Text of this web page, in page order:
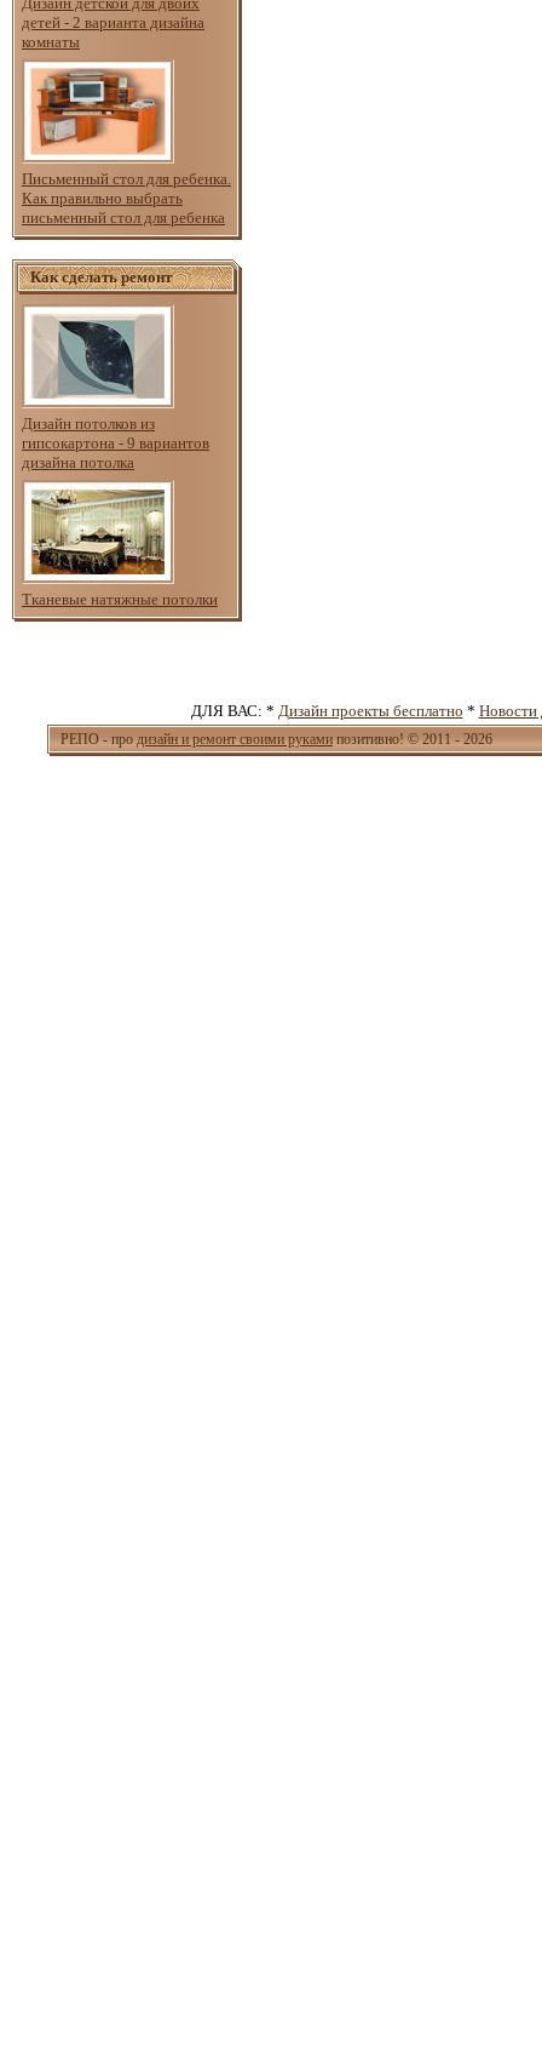
детей - 2 варианта дизайна
комнаты
Письменный стол для ребенка.
Как правильно выбрать
письменный стол для ребенка
Как сделать ремонт
Дизайн потолков из
гипсокартона - 9 вариантов
дизайна потолка
Тканевые натяжные потолки
ДЛЯ ВАС: * Дизайн проекты бесплатно * Новости
РЕПО - про дизайн и ремонт своими руками позитивно! © 2011 - 2026